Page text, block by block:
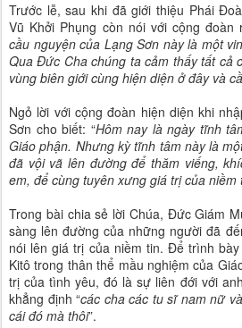
Trước lễ, sau khi đã giới thiệu Phái
Vũ Khởi Phụng còn nói với cộng đoàn
cầu nguyện của Lạng Sơn này là một
Qua Đức Cha chúng ta cảm thấy tất cả
vùng biên giới cùng hiện diện ở đây và
Ngỏ lời với cộng đoàn hiện diện khi
Sơn cho biết: “Hôm nay là ngày tĩnh
Giáo phận. Nhưng kỳ tĩnh tâm này là
đã vội vã lên đường để thăm viếng,
em, để cùng tuyên xưng giá trị của
Trong bài chia sẻ lời Chúa, Đức Giám
sàng lên đường của những người đã
nói lên giá trị của niềm tin. Để trình
Kitô trong thân thể mầu nghiệm của
trị của tình yêu, đó là sự liên đới với
khẳng định “các cha các tu sĩ nam nữ
cái đó mà thôi”.